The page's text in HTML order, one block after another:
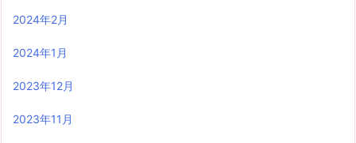
2024年2月
2024年1月
2023年12月
2023年11月